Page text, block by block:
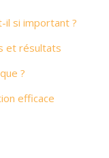
il si important ?
et résultats
?
efficace